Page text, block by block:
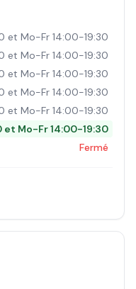
et Mo-Fr 14:00-19:30
et Mo-Fr 14:00-19:30
et Mo-Fr 14:00-19:30
et Mo-Fr 14:00-19:30
et Mo-Fr 14:00-19:30
Mo-Fr 14:00-19:30
Fermé